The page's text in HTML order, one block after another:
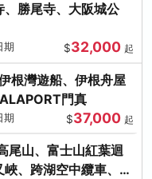
勝尾寺、大阪城公
期 $32,000 起
根灣遊船、伊根舟屋
門真
期 $37,000 起
尾山、富士山紅葉迴
、跨湖空中纜車、抹